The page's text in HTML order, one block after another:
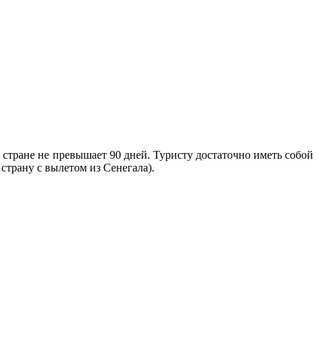
не превышает 90 дней. Туристу достаточно иметь собой
с вылетом из Сенегала).